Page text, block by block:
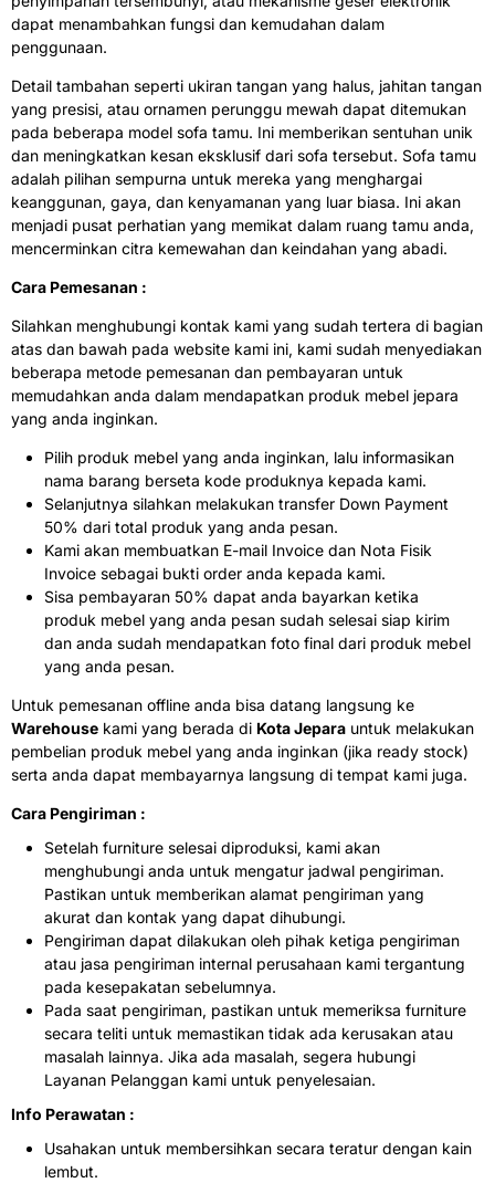
dapat menambahkan fungsi dan kemudahan dalam
penggunaan.
Detail tambahan seperti ukiran tangan yang halus, jahitan tangan
yang presisi, atau ornamen perunggu mewah dapat ditemukan
pada beberapa model sofa tamu. Ini memberikan sentuhan unik
dan meningkatkan kesan eksklusif dari sofa tersebut. Sofa tamu
adalah pilihan sempurna untuk mereka yang menghargai
keanggunan, gaya, dan kenyamanan yang luar biasa. Ini akan
menjadi pusat perhatian yang memikat dalam ruang tamu anda,
mencerminkan citra kemewahan dan keindahan yang abadi.
Cara Pemesanan :
Silahkan menghubungi kontak kami yang sudah tertera di bagian
atas dan bawah pada website kami ini, kami sudah menyediakan
beberapa metode pemesanan dan pembayaran untuk
memudahkan anda dalam mendapatkan produk mebel jepara
yang anda inginkan.
Pilih produk mebel yang anda inginkan, lalu informasikan
nama barang berseta kode produknya kepada kami.
Selanjutnya silahkan melakukan transfer Down Payment
50% dari total produk yang anda pesan.
Kami akan membuatkan E-mail Invoice dan Nota Fisik
Invoice sebagai bukti order anda kepada kami.
Sisa pembayaran 50% dapat anda bayarkan ketika
produk mebel yang anda pesan sudah selesai siap kirim
dan anda sudah mendapatkan foto final dari produk mebel
yang anda pesan.
Untuk pemesanan offline anda bisa datang langsung ke
Warehouse kami yang berada di Kota Jepara untuk melakukan
pembelian produk mebel yang anda inginkan (jika ready stock)
serta anda dapat membayarnya langsung di tempat kami juga.
Cara Pengiriman :
Setelah furniture selesai diproduksi, kami akan
menghubungi anda untuk mengatur jadwal pengiriman.
Pastikan untuk memberikan alamat pengiriman yang
akurat dan kontak yang dapat dihubungi.
Pengiriman dapat dilakukan oleh pihak ketiga pengiriman
atau jasa pengiriman internal perusahaan kami tergantung
pada kesepakatan sebelumnya.
Pada saat pengiriman, pastikan untuk memeriksa furniture
secara teliti untuk memastikan tidak ada kerusakan atau
masalah lainnya. Jika ada masalah, segera hubungi
Layanan Pelanggan kami untuk penyelesaian.
Info Perawatan :
Usahakan untuk membersihkan secara teratur dengan kain
lembut.